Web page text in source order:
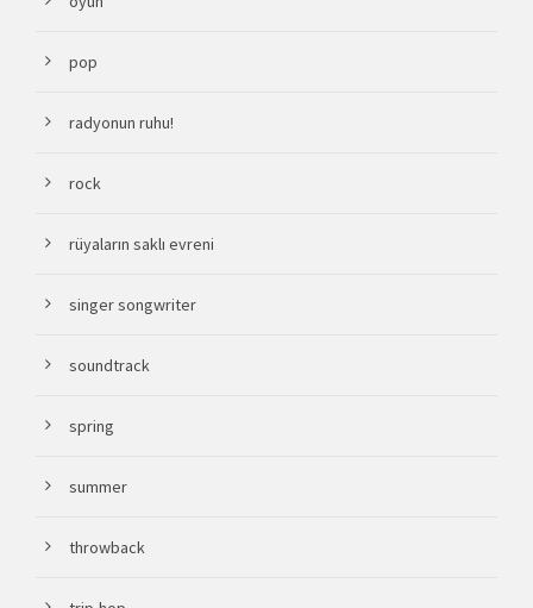
pop
radyonun ruhu!
rock
rüyaların saklı evreni
singer songwriter
soundtrack
spring
summer
throwback